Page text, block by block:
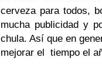
cerveza para todos,
mucha publicidad y
chula. Así que en
mejorar el tiempo el